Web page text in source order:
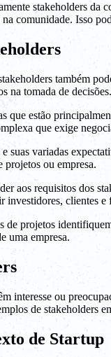
stakeholders da
comunidade. Isso
também
na tomada de decisões.
que estão
que exige
suas variadas
projetos ou empresa.
aos requisitos dos
investidores, clientes
de projetos
uma empresa.
interesse ou
de stakeholders
de Startup